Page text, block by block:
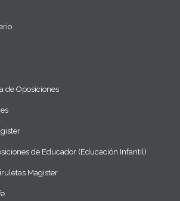
de Oposiciones
de Educador (Educación Infantil)
Magister